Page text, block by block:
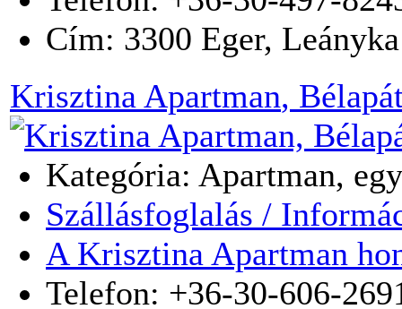
Cím: 3300 Eger,
Krisztina Apartman,
Kategória: Apartman,
Szállásfoglalás /
A Krisztina Apartman
Telefon: +36-30-606-